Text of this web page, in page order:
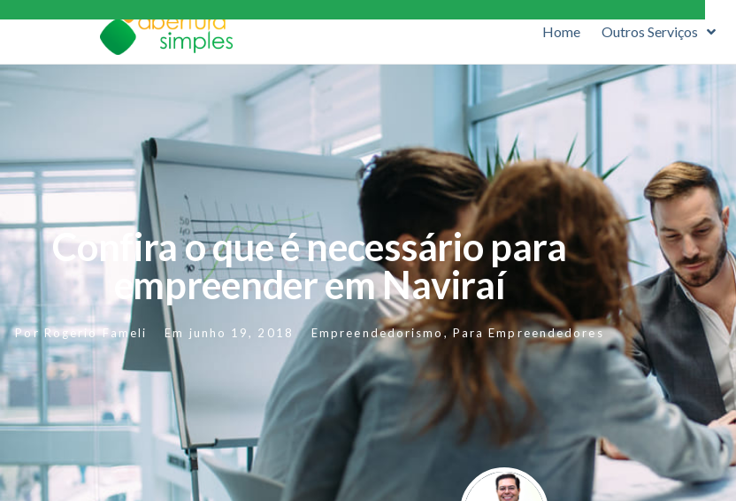
Home Outros Serviços
Confira o que é necessário para
empreender em Naviraí
Por Rogerio Fameli Em junho 19, 2018 Empreendedorismo,Para Empreendedores